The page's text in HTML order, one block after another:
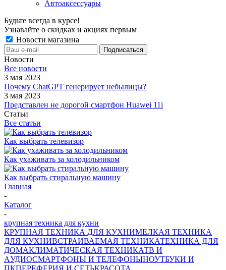
Автоаксессуары
Будьте всегда в курсе!
Узнавайте о скидках и акциях первым
Новости магазина
Новости
Все новости
3 мая 2023
Почему ChatGPT генерирует небылицы?
3 мая 2023
Представлен не дорогой смартфон Huawei 11i
Статьи
Все статьи
Как выбрать телевизор
Как ухаживать за холодильником
Как выбрать стиральную машину
Главная
-
Каталог
-
крупная техника для кухни
КРУПНАЯ ТЕХНИКА ДЛЯ КУХНИМЕЛКАЯ ТЕХНИКА
ДЛЯ КУХНИВСТРАИВАЕМАЯ ТЕХНИКАТЕХНИКА ДЛЯ
ДОМАКЛИМАТИЧЕСКАЯ ТЕХНИКАТВ И
AУДИОСМАРТФОНЫ И ТЕЛЕФОНЫНОУТБУКИ И
ПКПЕРЕФЕРИЯ И СЕТЬКРАСОТА